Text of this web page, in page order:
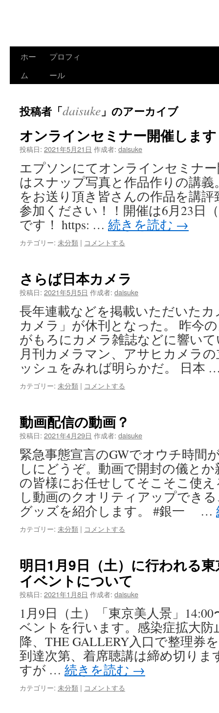
コ
ン
へ
キ
プ
ホー
ム
プロフィ
ール
投稿者「daisuke 」のアーカイブ
オンラインセミナー開催しま
投稿日: 2021年5月21日 作成者: daisuke
エプソンにてオンラインセミナ
はスナップ写真と作品作りの講
をお送り頂き皆さんの作品を講
参加ください！！開催は6月23日
です！ https: … 続きを読む →
カテゴリー: 未分類 | コメントする
さらば日本カメラ
投稿日: 2021年5月5日 作成者: daisuke
長年連載などを掲載いただいた
カメラ」が休刊となった。 昨今
がもろにカメラ雑誌などに響い
月刊カメラマン、アサヒカメラ
ッシュをみれば明らかだ。 日本
カテゴリー: 未分類 | コメントする
動画配信の動画？
投稿日: 2021年4月29日 作成者: daisuke
緊急事態宣言のGWでオウチ時間
しにどうぞ。動画で開封の儀と
の皆様にお任せしてそこそこ使
し動画のクオリティアップでき
グッズを紹介します。 #銀一 …
カテゴリー: 未分類 | コメントする
明日1月9日（土）に行われる
イベントについて
投稿日: 2021年1月8日 作成者: daisuke
1月9日（土）「東京美人景」
ベントを行います。感染症拡大防
降、THE GALLERY入口で整理券
到達次第、着席聴講は締め切りま
すが … 続きを読む →
カテゴリー: 未分類 | コメントする